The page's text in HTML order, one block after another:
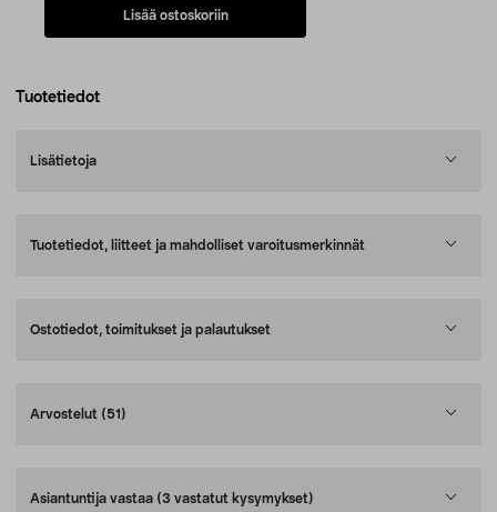
Lisää ostoskoriin
Tuotetiedot
Lisätietoja
Tuotetiedot, liitteet ja mahdolliset varoitusmerkinnät
Ostotiedot, toimitukset ja palautukset
Arvostelut (51)
Asiantuntija vastaa (3 vastatut kysymykset)